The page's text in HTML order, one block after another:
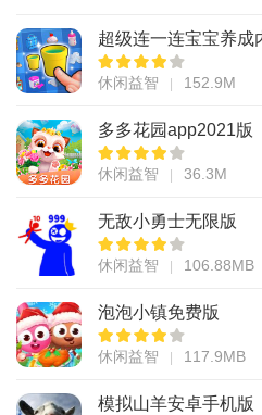
超级连一连宝宝养成
休闲益智 152.9M
多多花园app2021版
休闲益智 36.3M
无敌小勇士无限版
休闲益智 106.88MB
泡泡小镇免费版
休闲益智 117.9MB
模拟山羊安卓手机版